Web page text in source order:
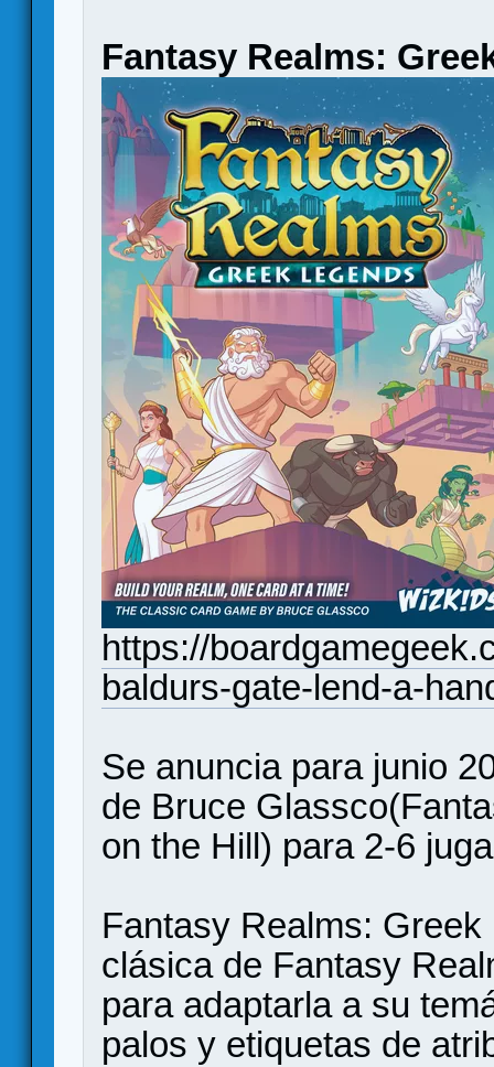
Fantasy Realms:
https://
baldurs-gate-lend-a-
Se anuncia para junio
de Bruce
on the Hill) para 2-6
Fantasy Realms:
clásica de Fantasy
para adaptarla a su
palos y etiquetas de